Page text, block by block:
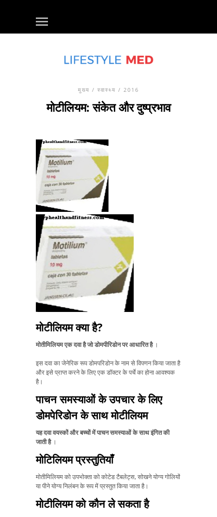
मुख्य / स्वास्थ्य / 2016
मोटीलियम: संकेत और दुष्प्रभाव
मोटीलियम क्या है?
मोतीमिलियम एक दवा है जो डोमपीरिडोन पर आधारित है।
इस दवा का जेनेरिक रूप डोमपरिडोन के नाम से विपणन किया जाता है
और इसे प्राप्त करने के लिए एक डॉक्टर के पर्चे का होना आवश्यक
है।
पाचन समस्याओं के उपचार के लिए
डोमपेरिडोन के साथ मोटीलियम
यह दवा वयस्कों और बच्चों में पाचन समस्याओं के साथ इंगित की
जाती है।
मोटिलियम प्रस्तुतियाँ
मोतीमिलियम को उपभोक्ता को कोटेड टैबलेट्स, सोखने योग्य गोलियों
या पीने योग्य निलंबन के रूप में प्रस्तुत किया जाता है।
मोटीलियम को कौन ले सकता है